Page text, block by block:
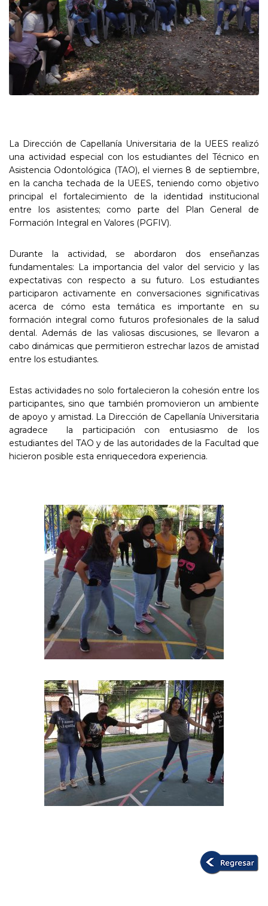
La Dirección de Capellanía Universitaria de la UEES realizó
una actividad especial con los estudiantes del Técnico en
Asistencia Odontológica (TAO), el viernes 8 de septiembre,
en la cancha techada de la UEES, teniendo como objetivo
principal el fortalecimiento de la identidad institucional
entre los asistentes; como parte del Plan General de
Formación Integral en Valores (PGFIV).
Durante la actividad, se abordaron dos enseñanzas
fundamentales: La importancia del valor del servicio y las
expectativas con respecto a su futuro. Los estudiantes
participaron activamente en conversaciones significativas
acerca de cómo esta temática es importante en su
formación integral como futuros profesionales de la salud
dental. Además de las valiosas discusiones, se llevaron a
cabo dinámicas que permitieron estrechar lazos de amistad
entre los estudiantes.
Estas actividades no solo fortalecieron la cohesión entre los
participantes, sino que también promovieron un ambiente
de apoyo y amistad. La Dirección de Capellanía Universitaria
agradece la participación con entusiasmo de los
estudiantes del TAO y de las autoridades de la Facultad que
hicieron posible esta enriquecedora experiencia.